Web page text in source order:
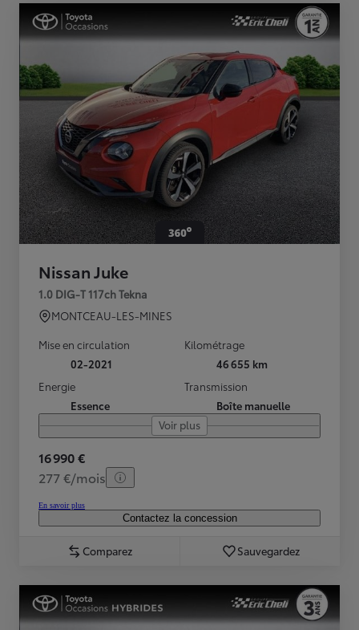
Nissan Juke
1.0 DIG-T 117ch Tekna
MONTCEAU-LES-MINES
Mise en circulation
02-2021
Kilométrage
46 655 km
Energie
Essence
Transmission
Boîte manuelle
Voir plus
16 990 €
277 €/mois
En savoir plus
Contactez la concession
Comparez Sauvegardez